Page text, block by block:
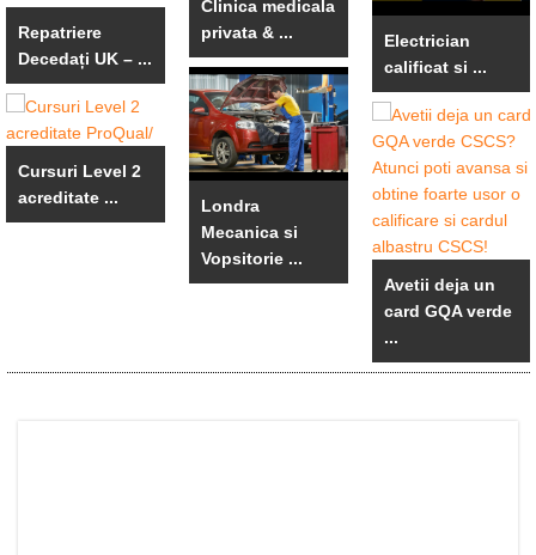
Repatriere
Decedați UK – ...
Cursuri Level 2
acreditate ...
Clinica medicala
privata & ...
Londra
Mecanica si
Vopsitorie ...
Electrician
calificat si ...
Avetii deja un
card GQA verde
...